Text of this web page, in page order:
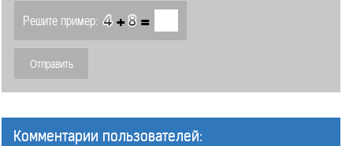
Решите пример: + =
Комментарии пользователей: